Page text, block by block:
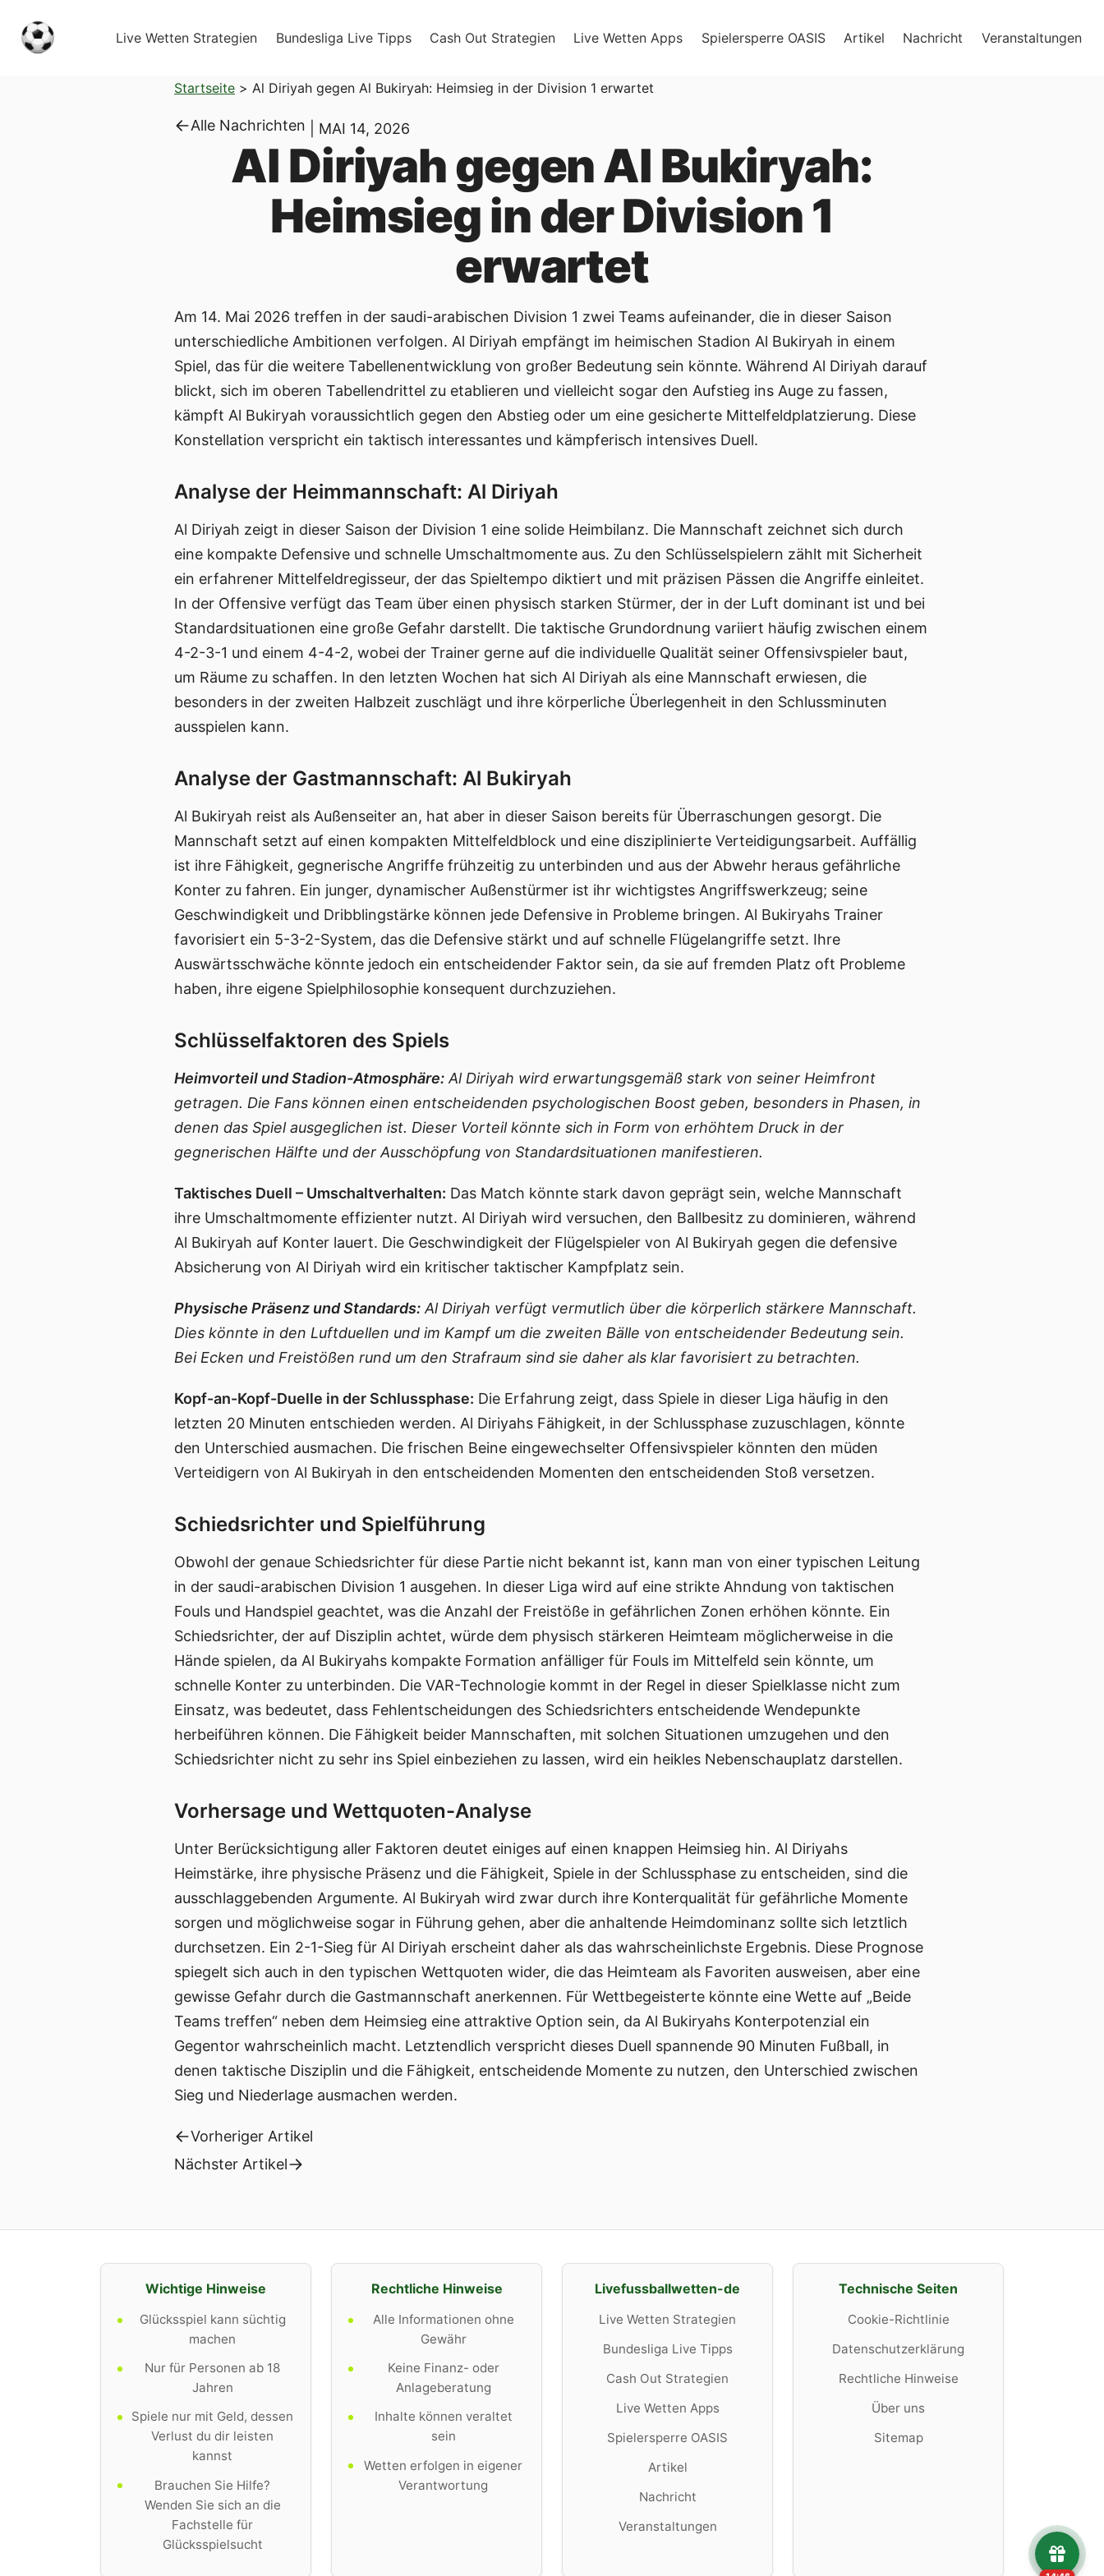
Live Wetten Strategien Bundesliga Live Tipps Cash Out Strategien Live Wetten Apps Spielersperre OASIS Artikel Nachricht Veranstaltungen
Startseite > Al Diriyah gegen Al Bukiryah: Heimsieg in der Division 1 erwartet
Alle Nachrichten MAI 14, 2026
Al Diriyah gegen Al Bukiryah:
Heimsieg in der Division 1
erwartet
Am 14. Mai 2026 treffen in der saudi-arabischen Division 1 zwei Teams aufeinander, die in dieser Saison
unterschiedliche Ambitionen verfolgen. Al Diriyah empfängt im heimischen Stadion Al Bukiryah in einem
Spiel, das für die weitere Tabellenentwicklung von großer Bedeutung sein könnte. Während Al Diriyah darauf
blickt, sich im oberen Tabellendrittel zu etablieren und vielleicht sogar den Aufstieg ins Auge zu fassen,
kämpft Al Bukiryah voraussichtlich gegen den Abstieg oder um eine gesicherte Mittelfeldplatzierung. Diese
Konstellation verspricht ein taktisch interessantes und kämpferisch intensives Duell.
Analyse der Heimmannschaft: Al Diriyah
Al Diriyah zeigt in dieser Saison der Division 1 eine solide Heimbilanz. Die Mannschaft zeichnet sich durch
eine kompakte Defensive und schnelle Umschaltmomente aus. Zu den Schlüsselspielern zählt mit Sicherheit
ein erfahrener Mittelfeldregisseur, der das Spieltempo diktiert und mit präzisen Pässen die Angriffe einleitet.
In der Offensive verfügt das Team über einen physisch starken Stürmer, der in der Luft dominant ist und bei
Standardsituationen eine große Gefahr darstellt. Die taktische Grundordnung variiert häufig zwischen einem
4-2-3-1 und einem 4-4-2, wobei der Trainer gerne auf die individuelle Qualität seiner Offensivspieler baut,
um Räume zu schaffen. In den letzten Wochen hat sich Al Diriyah als eine Mannschaft erwiesen, die
besonders in der zweiten Halbzeit zuschlägt und ihre körperliche Überlegenheit in den Schlussminuten
ausspielen kann.
Analyse der Gastmannschaft: Al Bukiryah
Al Bukiryah reist als Außenseiter an, hat aber in dieser Saison bereits für Überraschungen gesorgt. Die
Mannschaft setzt auf einen kompakten Mittelfeldblock und eine disziplinierte Verteidigungsarbeit. Auffällig
ist ihre Fähigkeit, gegnerische Angriffe frühzeitig zu unterbinden und aus der Abwehr heraus gefährliche
Konter zu fahren. Ein junger, dynamischer Außenstürmer ist ihr wichtigstes Angriffswerkzeug; seine
Geschwindigkeit und Dribblingstärke können jede Defensive in Probleme bringen. Al Bukiryahs Trainer
favorisiert ein 5-3-2-System, das die Defensive stärkt und auf schnelle Flügelangriffe setzt. Ihre
Auswärtsschwäche könnte jedoch ein entscheidender Faktor sein, da sie auf fremden Platz oft Probleme
haben, ihre eigene Spielphilosophie konsequent durchzuziehen.
Schlüsselfaktoren des Spiels
Heimvorteil und Stadion-Atmosphäre: Al Diriyah wird erwartungsgemäß stark von seiner Heimfront
getragen. Die Fans können einen entscheidenden psychologischen Boost geben, besonders in Phasen, in
denen das Spiel ausgeglichen ist. Dieser Vorteil könnte sich in Form von erhöhtem Druck in der
gegnerischen Hälfte und der Ausschöpfung von Standardsituationen manifestieren.
Taktisches Duell – Umschaltverhalten: Das Match könnte stark davon geprägt sein, welche Mannschaft
ihre Umschaltmomente effizienter nutzt. Al Diriyah wird versuchen, den Ballbesitz zu dominieren, während
Al Bukiryah auf Konter lauert. Die Geschwindigkeit der Flügelspieler von Al Bukiryah gegen die defensive
Absicherung von Al Diriyah wird ein kritischer taktischer Kampfplatz sein.
Physische Präsenz und Standards: Al Diriyah verfügt vermutlich über die körperlich stärkere Mannschaft.
Dies könnte in den Luftduellen und im Kampf um die zweiten Bälle von entscheidender Bedeutung sein.
Bei Ecken und Freistößen rund um den Strafraum sind sie daher als klar favorisiert zu betrachten.
Kopf-an-Kopf-Duelle in der Schlussphase: Die Erfahrung zeigt, dass Spiele in dieser Liga häufig in den
letzten 20 Minuten entschieden werden. Al Diriyahs Fähigkeit, in der Schlussphase zuzuschlagen, könnte
den Unterschied ausmachen. Die frischen Beine eingewechselter Offensivspieler könnten den müden
Verteidigern von Al Bukiryah in den entscheidenden Momenten den entscheidenden Stoß versetzen.
Schiedsrichter und Spielführung
Obwohl der genaue Schiedsrichter für diese Partie nicht bekannt ist, kann man von einer typischen Leitung
in der saudi-arabischen Division 1 ausgehen. In dieser Liga wird auf eine strikte Ahndung von taktischen
Fouls und Handspiel geachtet, was die Anzahl der Freistöße in gefährlichen Zonen erhöhen könnte. Ein
Schiedsrichter, der auf Disziplin achtet, würde dem physisch stärkeren Heimteam möglicherweise in die
Hände spielen, da Al Bukiryahs kompakte Formation anfälliger für Fouls im Mittelfeld sein könnte, um
schnelle Konter zu unterbinden. Die VAR-Technologie kommt in der Regel in dieser Spielklasse nicht zum
Einsatz, was bedeutet, dass Fehlentscheidungen des Schiedsrichters entscheidende Wendepunkte
herbeiführen können. Die Fähigkeit beider Mannschaften, mit solchen Situationen umzugehen und den
Schiedsrichter nicht zu sehr ins Spiel einbeziehen zu lassen, wird ein heikles Nebenschauplatz darstellen.
Vorhersage und Wettquoten-Analyse
Unter Berücksichtigung aller Faktoren deutet einiges auf einen knappen Heimsieg hin. Al Diriyahs
Heimstärke, ihre physische Präsenz und die Fähigkeit, Spiele in der Schlussphase zu entscheiden, sind die
ausschlaggebenden Argumente. Al Bukiryah wird zwar durch ihre Konterqualität für gefährliche Momente
sorgen und möglichweise sogar in Führung gehen, aber die anhaltende Heimdominanz sollte sich letztlich
durchsetzen. Ein 2-1-Sieg für Al Diriyah erscheint daher als das wahrscheinlichste Ergebnis. Diese Prognose
spiegelt sich auch in den typischen Wettquoten wider, die das Heimteam als Favoriten ausweisen, aber eine
gewisse Gefahr durch die Gastmannschaft anerkennen. Für Wettbegeisterte könnte eine Wette auf „Beide
Teams treffen“ neben dem Heimsieg eine attraktive Option sein, da Al Bukiryahs Konterpotenzial ein
Gegentor wahrscheinlich macht. Letztendlich verspricht dieses Duell spannende 90 Minuten Fußball, in
denen taktische Disziplin und die Fähigkeit, entscheidende Momente zu nutzen, den Unterschied zwischen
Sieg und Niederlage ausmachen werden.
Vorheriger Artikel
Nächster Artikel
Wichtige Hinweise
Glücksspiel kann süchtig
machen
Nur für Personen ab 18
Jahren
Spiele nur mit Geld, dessen
Verlust du dir leisten
kannst
Brauchen Sie Hilfe?
Wenden Sie sich an die
Fachstelle für
Glücksspielsucht
Rechtliche Hinweise
Alle Informationen ohne
Gewähr
Keine Finanz- oder
Anlageberatung
Inhalte können veraltet
sein
Wetten erfolgen in eigener
Verantwortung
Livefussballwetten-de
Live Wetten Strategien
Bundesliga Live Tipps
Cash Out Strategien
Live Wetten Apps
Spielersperre OASIS
Artikel
Nachricht
Veranstaltungen
Technische Seiten
Cookie-Richtlinie
Datenschutzerklärung
Rechtliche Hinweise
Über uns
Sitemap